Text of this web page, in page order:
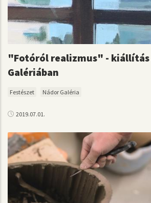
"Fotóról realizmus" - kiállítás
Galériában
Festészet Nádor Galéria
2019.07.01.